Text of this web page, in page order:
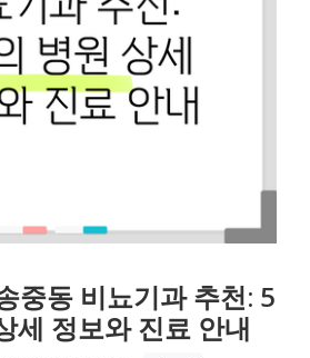
중동 비뇨기과 추천: 5
세 정보와 진료 안내